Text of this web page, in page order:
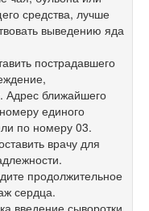
средства, лучше
выведению яда
пострадавшего
Адрес ближайшего
единого
по номеру 03.
врачу для
продолжительное
сердца.